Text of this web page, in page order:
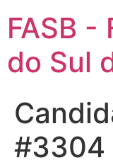
FASB -
do Sul
#3304